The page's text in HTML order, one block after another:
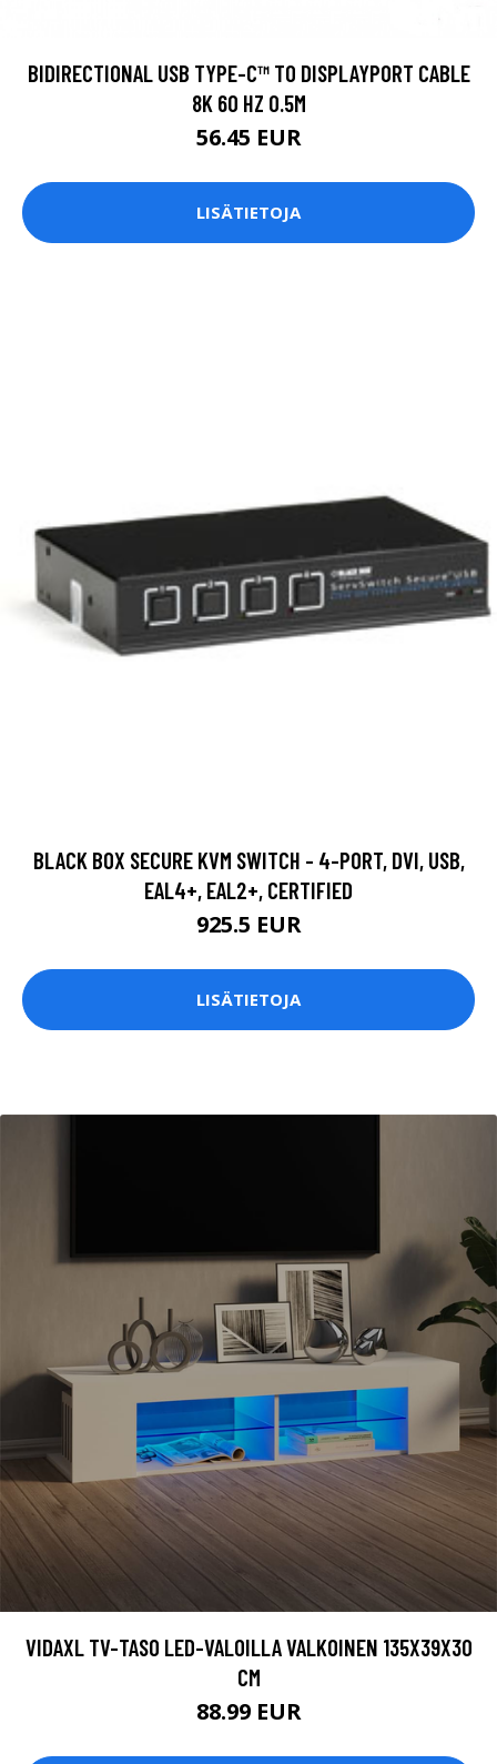
BIDIRECTIONAL USB TYPE-C™ TO DISPLAYPORT CABLE
8K 60 HZ 0.5M
56.45 EUR
LISÄTIETOJA
BLACK BOX SECURE KVM SWITCH - 4-PORT, DVI, USB,
EAL4+, EAL2+, CERTIFIED
925.5 EUR
LISÄTIETOJA
VIDAXL TV-TASO LED-VALOILLA VALKOINEN 135X39X30
CM
88.99 EUR